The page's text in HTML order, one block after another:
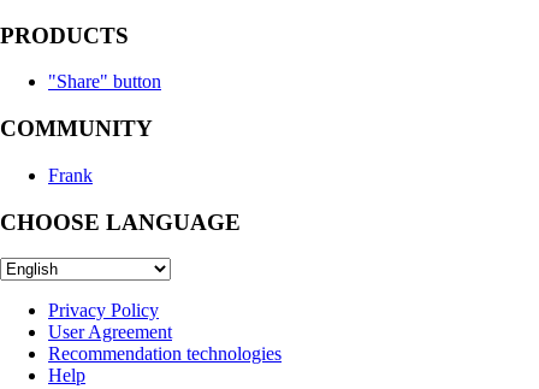
PRODUCTS
"Share" button
COMMUNITY
Frank
CHOOSE LANGUAGE
Privacy Policy
User Agreement
Recommendation technologies
Help